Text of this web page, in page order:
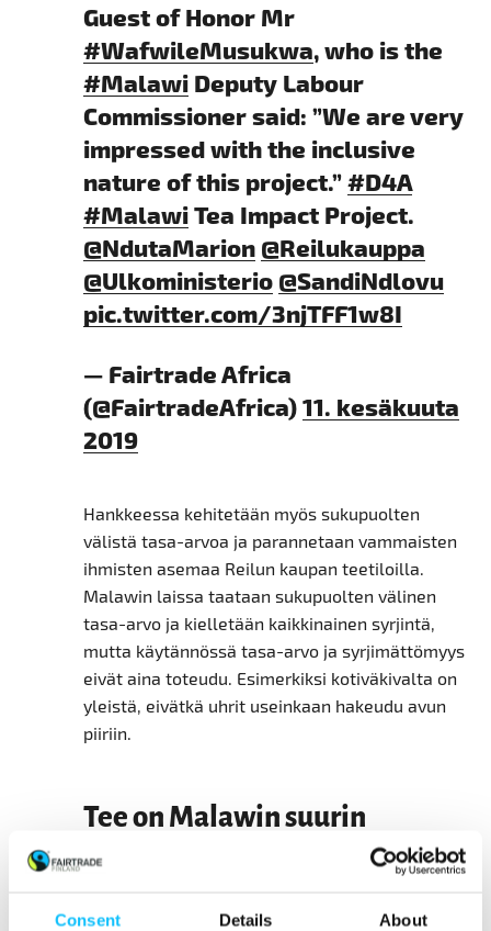
Consent Details About
Guest of Honor Mr
#WafwileMusukwa, who is the
#MalawiDeputy Labour
Commissioner said: ”We are very
impressed with the inclusive
nature of this project.”#D4A
#MalawiTea Impact Project.
@NdutaMarion @Reilukauppa
@Ulkoministerio @SandiNdlovu
pic.twitter.com/3njTFF1w8I
— Fairtrade Africa
(@FairtradeAfrica)11. kesäkuuta
2019
Hankkeessa kehitetään myös sukupuolten
välistä tasa-arvoa ja parannetaan vammaisten
ihmisten asemaa Reilun kaupan teetiloilla.
Malawin laissa taataan sukupuolten välinen
tasa-arvo ja kielletään kaikkinainen syrjintä,
mutta käytännössä tasa-arvo ja syrjimättömyys
eivät aina toteudu. Esimerkiksi kotiväkivalta on
yleistä, eivätkä uhrit useinkaan hakeudu avun
piiriin.
Tee on Malawin suurin
virallinen työllistäjä
Teen tuotanto on Malawin suurin virallinen